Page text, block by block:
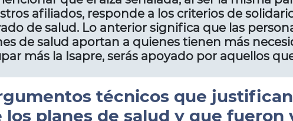
afiliados, responde a los criterios de
de salud. Lo anterior significa que las
de salud aportan a quienes tienen más
más la Isapre, serás apoyado por aquellos
técnicos que
los planes de salud y que